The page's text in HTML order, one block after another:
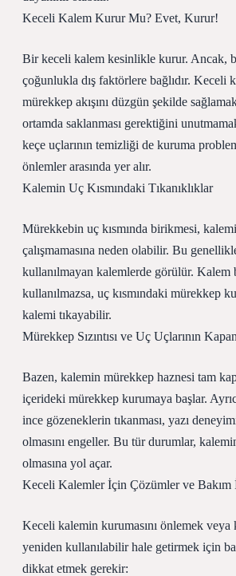
Keceli Kalem Kurur Mu? Evet, Kurur!
Bir keceli kalem kesinlikle kurur. Ancak,
çoğunlukla dış faktörlere bağlıdır. Keceli
mürekkep akışını düzgün şekilde
ortamda saklanması gerektiğini
keçe uçlarının temizliği de kuruma
önlemler arasında yer alır.
Kalemin Uç Kısmındaki Tıkanıklıklar
Mürekkebin uç kısmında birikmesi,
çalışmamasına neden olabilir. Bu
kullanılmayan kalemlerde görülür. Kalem
kullanılmazsa, uç kısmındaki mürekkep
kalemi tıkayabilir.
Mürekkep Sızıntısı ve Uç Uçlarının
Bazen, kalemin mürekkep haznesi tam
içerideki mürekkep kurumaya başlar.
ince gözeneklerin tıkanması, yazı
olmasını engeller. Bu tür durumlar,
olmasına yol açar.
Keceli Kalemler İçin Çözümler ve Bakım
Keceli kalemin kurumasını önlemek veya
yeniden kullanılabilir hale getirmek için
dikkat etmek gerekir: